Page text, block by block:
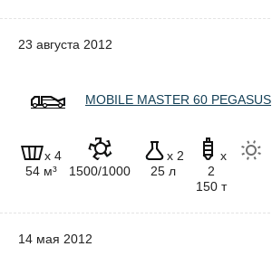
23 августа 2012
MOBILE MASTER 60 PEGASUS
x 4
54 м³
1500/1000
x 2
25 л
x
2
150 т
14 мая 2012